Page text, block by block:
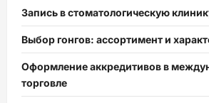
Запись в стоматологическую
Выбор гонгов: ассортимент и
Оформление аккредитивов в
торговле